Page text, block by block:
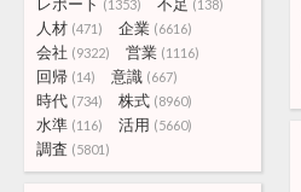
(1353) (138)
人材 (471) 企業 (6616)
会社 (9322) 営業 (1116)
回帰 (14) 意識 (667)
時代 (734) 株式 (8960)
水準 (116) 活用 (5660)
調査 (5801)